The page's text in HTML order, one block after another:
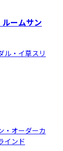
ームサン
ル・イ草スリ
・オーダーカ
インド